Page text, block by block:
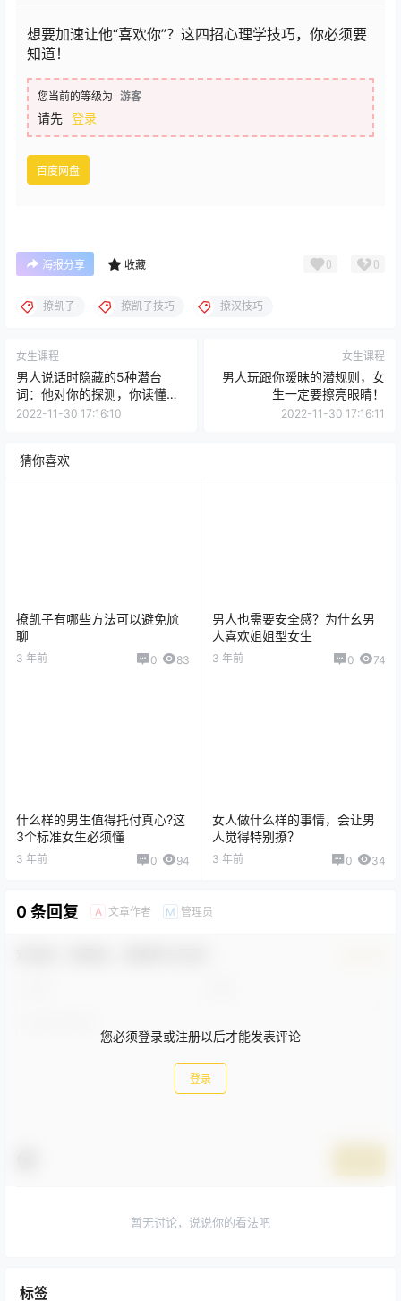
想要加速让他“喜欢你”？这四招心理学技巧，你必须要
知道！
您当前的等级为 游客
请先 登录
百度网盘
海报分享 收藏 0 0
撩凯子 撩凯子技巧 撩汉技巧
女生课程
男人说话时隐藏的5种潜台
词：他对你的探测，你读懂了
吗？
2022-11-30 17:16:10
女生课程
男人玩跟你暧昧的潜规则，女
生一定要擦亮眼睛！
2022-11-30 17:16:11
猜你喜欢
撩凯子有哪些方法可以避免尬
聊
3 年前 0 83
男人也需要安全感？为什幺男
人喜欢姐姐型女生
3 年前 0 74
什么样的男生值得托付真心?这
3个标准女生必须懂
3 年前 0 94
女人做什么样的事情，会让男
人觉得特别撩？
3 年前 0 34
0 条回复 A 文章作者 M 管理员
您必须登录或注册以后才能发表评论
登录
暂无讨论，说说你的看法吧
标签